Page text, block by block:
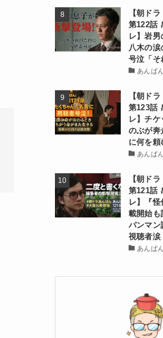
【朝ド
第122話
レ】岩男
八木の
号泣「そ
あんぱん
【朝ド
第123話
レ】チ
のぶが奔
に何を頼
あんぱん
【朝ド
第121話
レ】『
載開始
パンマン
視聴者涙
あんぱん